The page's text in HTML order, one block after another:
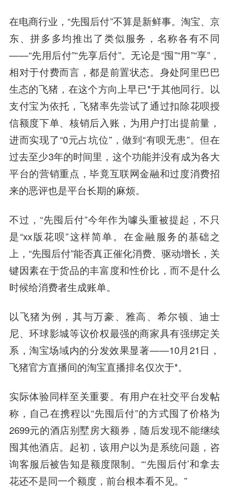
在电商行业，“先囤后付”不算是新鲜事。淘宝、京
东、拼多多均推出了类似服务，名称各有不同
——“先用后付”“先享后付”。无论是“囤”“用”“享”，
相对于付费而言，都是前置状态。身处阿里巴巴
生态的飞猪，在这个方向上早已*于其他同行。以
支付宝为依托，飞猪率先尝试了通过扣除花呗授
信额度下单、核销后入账，为用户打出提前量，
进而实现了“0元占坑位”，做到“有呗无患”。但在
过去至少3年的时间里，这个功能并没有成为各大
平台的营销重点，毕竟互联网金融和过度消费招
来的恶评也是平台长期的麻烦。
不过，“先囤后付”今年作为噱头重被提起，不只
是“xx版花呗”这样简单。在金融服务的基础之
上，“先囤后付”能否真正催化消费、驱动增长，关
键因素在于货品的丰富度和性价比，而不是什么
时候给消费者生成账单。
以飞猪为例，其与万豪、雅高、希尔顿、迪士
尼、环球影城等议价权最强的商家具有强绑定关
系，淘宝场域内的分发效果显著——10月21日，
飞猪官方直播间的淘宝直播排名仅次于*。
实际体验同样至关重要。有用户在社交平台发帖
称，自己在携程以“先囤后付”的方式囤了价格为
2699元的酒店别墅房大额券，随后发现不能继续
囤其他酒店。起初，该用户以为是系统问题，咨
询客服后被告知是额度限制。“‘先囤后付’和拿去
花还不是同一个额度，前台根本看不见。”